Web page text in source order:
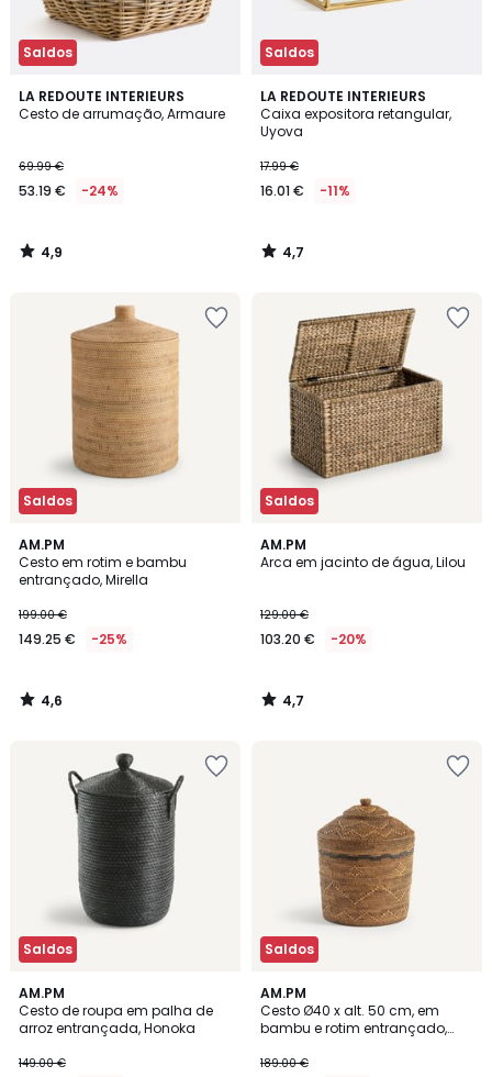
Saldos
LA REDOUTE INTERIEURS
Cesto de arrumação, Armaure
69.99 €
53.19 € -24%
4,9
/ 5
4,9
/
Saldos
LA REDOUTE INTERIEURS
Caixa expositora retangular,
Uyova
17.99 €
16.01 € -11%
4,7
/ 5
4,7
/
Saldos
AM.PM
Cesto em rotim e bambu
entrançado, Mirella
199.00 €
149.25 € -25%
4,6
/ 5
4,6
/
Saldos
AM.PM
Arca em jacinto de água, Lilou
129.00 €
103.20 € -20%
4,7
/ 5
4,7
/
Saldos
AM.PM
Cesto de roupa em palha de
arroz entrançada, Honoka
149.00 €
4,4
/ 5
Saldos
AM.PM
Cesto Ø40 x alt. 50 cm, em
bambu e rotim entrançado,
189.00 €
4,6
/ 5